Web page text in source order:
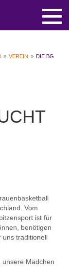
VEREIN
DIE BG
Vom
ist für
benötigen
uns traditionell
Mädchen